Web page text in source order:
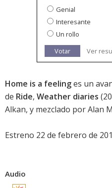
Genial
Interesante
Un rollo
Votar
Ver
Home is a feelinges un
de Ride, Weather diaries
Alkan, y mezclado por Alan
Estreno 22 de febrero de
Audio